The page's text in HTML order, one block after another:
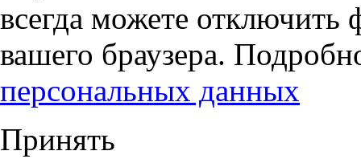
всегда можете отключить
вашего браузера.
персональных данных
Принять